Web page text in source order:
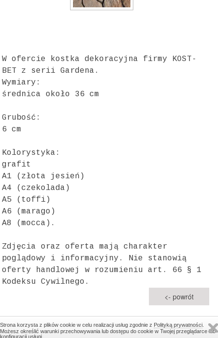
Strona korzysta z plików cookie w celu realizacji usług zgodnie z Polityką prywatności
Możesz określić warunki przechowywania lub dostępu do cookie w Twojej przeglądarce lub
konfiguracji usługi.
W ofercie kostka dekoracyjna firmy KOST-
BET z serii Gardena.
Wymiary:
średnica około 36 cm
Grubość:
6 cm
Kolorystyka:
grafit
A1 (złota jesień)
A4 (czekolada)
A5 (toffi)
A6 (marago)
A8 (mocca).
Zdjęcia oraz oferta mają charakter
poglądowy i informacyjny. Nie stanowią
oferty handlowej w rozumieniu art. 66 § 1
Kodeksu Cywilnego.
<- powrót
liczba odwiedzin: 2824916 online: 1